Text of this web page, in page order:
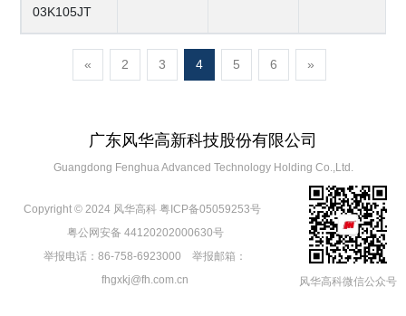
03K105JT
« 2 3 4 5 6 »
广东风华高新科技股份有限公司
Guangdong Fenghua Advanced Technology Holding Co.,Ltd.
风华高科微信公众号
Copyright © 2024 风华高科 粤ICP备05059253号
粤公网安备 44120202000630号
举报电话：86-758-6923000 举报邮箱：
fhgxkj@fh.com.cn